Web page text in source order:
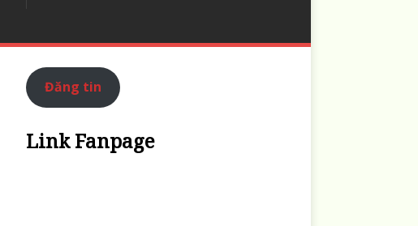
Đăng tin
Link Fanpage